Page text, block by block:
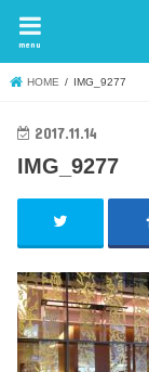
menu
HOME IMG_9277
2017.11.14
IMG_9277